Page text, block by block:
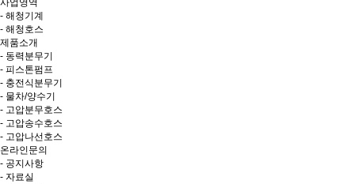
사업영역
- 해청기계
- 해청호스
제품소개
- 동력분무기
- 피스톤펌프
- 충전식분무기
- 물차/양수기
- 고압분무호스
- 고압송수호스
- 고압나선호스
온라인문의
- 공지사항
- 자료실